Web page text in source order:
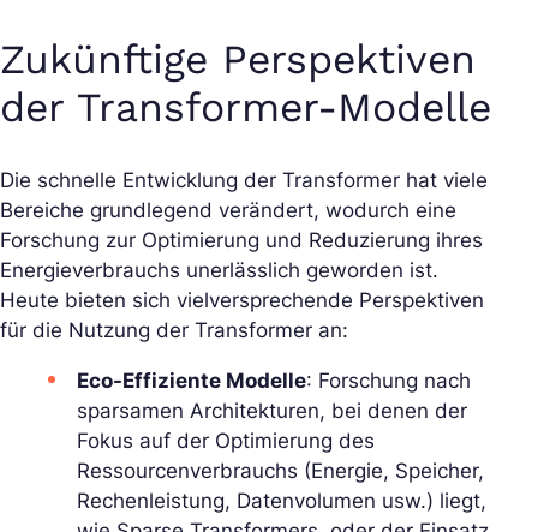
Zukünftige Perspektiven
der Transformer-Modelle
Die schnelle Entwicklung der Transformer hat viele
Bereiche grundlegend verändert, wodurch eine
Forschung zur Optimierung und Reduzierung ihres
Energieverbrauchs unerlässlich geworden ist.
Heute bieten sich vielversprechende Perspektiven
für die Nutzung der Transformer an:
Eco-Effiziente Modelle: Forschung nach
sparsamen Architekturen, bei denen der
Fokus auf der Optimierung des
Ressourcenverbrauchs (Energie, Speicher,
Rechenleistung, Datenvolumen usw.) liegt,